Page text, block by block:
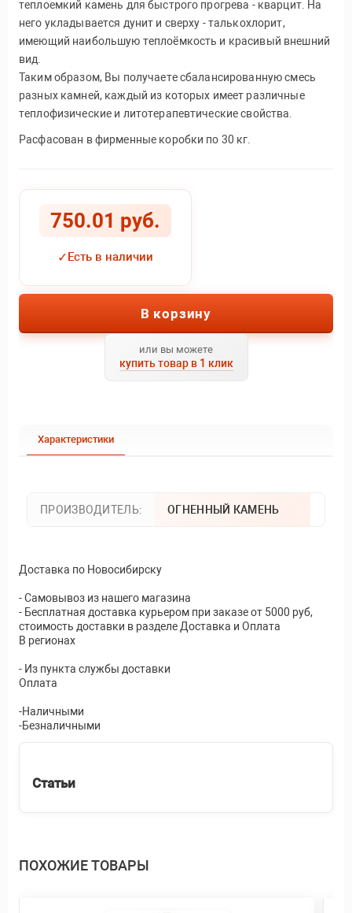
теплоемкий камень для быстрого прогрева - кварцит. На
него укладывается дунит и сверху - талькохлорит,
имеющий наибольшую теплоёмкость и красивый внешний
вид.
Таким образом, Вы получаете сбалансированную смесь
разных камней, каждый из которых имеет различные
теплофизические и литотерапевтические свойства.
Расфасован в фирменные коробки по 30 кг.
750.01 руб.
✓Есть в наличии
В корзину
или вы можете
купить товар в 1 клик
Характеристики
ПРОИЗВОДИТЕЛЬ: ОГНЕННЫЙ КАМЕНЬ
Доставка по Новосибирску
- Самовывоз из нашего магазина
- Бесплатная доставка курьером при заказе от 5000 руб,
стоимость доставки в разделе Доставка и Оплата
В регионах
- Из пункта службы доставки
Оплата
-Наличными
-Безналичными
Статьи
ПОХОЖИЕ ТОВАРЫ